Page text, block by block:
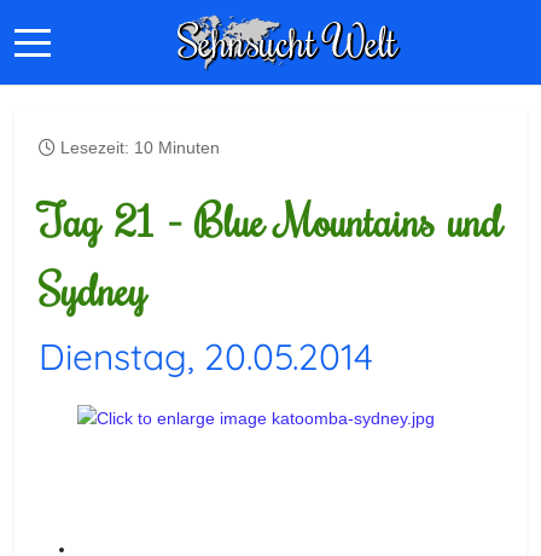
Lesezeit: 10 Minuten
Tag 21 - Blue Mountains und
Sydney
Dienstag, 20.05.2014